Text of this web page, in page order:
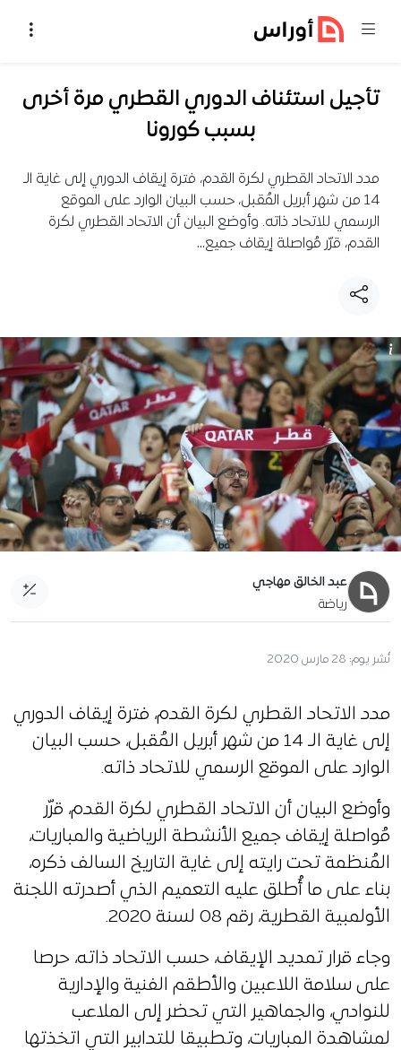
تأجيل استئناف الدوري القطري مرة أخرى
بسبب كورونا
مدد الاتحاد القطري لكرة القدم، فترة إيقاف الدوري إلى غاية الـ
14 من شهر أبريل المُقبل، حسب البيان الوارد على الموقع
الرسمي للاتحاد ذاته. وأوضع البيان أن الاتحاد القطري لكرة
القدم، قرّر مُواصلة إيقاف جميع…
عبد الخالق مهاجي
رياضة
نُشر يوم: 28 مارس 2020
مدد الاتحاد القطري لكرة القدم، فترة إيقاف الدوري
إلى غاية الـ 14 من شهر أبريل المُقبل، حسب البيان
الوارد على الموقع الرسمي للاتحاد ذاته.
وأوضع البيان أن الاتحاد القطري لكرة القدم، قرّر
مُواصلة إيقاف جميع الأنشطة الرياضية والمباريات،
المُنظمة تحت رايته إلى غاية التاريخ السالف ذكره،
بناء على ما أُطلق عليه التعميم الذي أصدرته اللجنة
الأولمبية القطرية، رقم 08 لسنة 2020.
وجاء قرار تمديد الإيقاف، حسب الاتحاد ذاته، حرصا
على سلامة اللاعبين والأطقم الفنية والإدارية
للنوادي، والجماهير التي تحضر إلى الملاعب
لمشاهدة المباريات، وتطبيقا للتدابير التي اتخذتها